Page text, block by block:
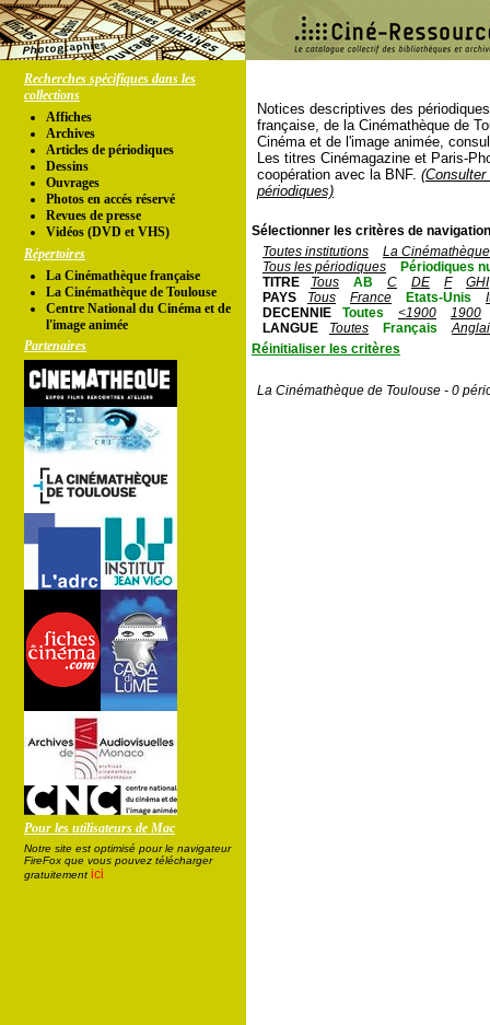
Recherches spécifiques dans les
collections
Affiches
Archives
Articles de périodiques
Dessins
Ouvrages
Photos en accés réservé
Revues de presse
Vidéos (DVD et VHS)
Répertoires
La Cinémathèque française
La Cinémathèque de Toulouse
Centre National du Cinéma et de
l'image animée
Partenaires
Pour les utilisateurs de Mac
Notre site est optimisé pour le navigateur
FireFox que vous pouvez télécharger
gratuitement ici
Notices descriptives des
française, de la Cinémathèque de
Cinéma et de l'image animée,
Les titres Cinémagazine et Paris-
coopération avec la BNF.
périodiques)
Sélectionner les critères de
Toutes institutions
La
Tous les périodiques
Périodiques
TITRE
Tous AB C DE F
GHI
PAYS
Tous France Etats-Unis
DECENNIE
Toutes <1900
1900
LANGUE
Toutes Français
Réinitialiser les critères
La Cinémathèque de Toulouse - 0